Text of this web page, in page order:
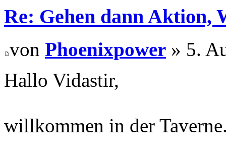
Re: Gehen dann Aktion,
von Phoenixpower » 5.
Hallo Vidastir,
willkommen in der